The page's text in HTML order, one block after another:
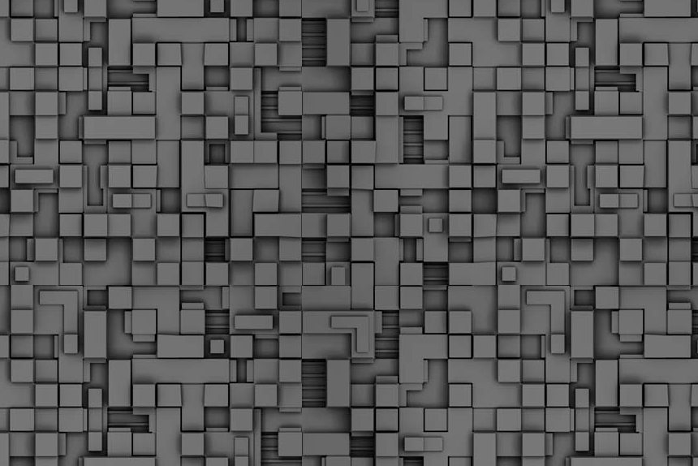
FEB
18
ΣτΕ: Οριστική απόρριψη της επαναφοράς του 13ου
και 14ου μισθού για τους δημοσίους υπαλλήλους
Με την απόφαση αυτή, το ΣτΕ απορρίπτει οριστικά τις
αξιώσεις των δημοσίων υπαλλήλων για επαναφορά των
δώρων, επικυρώνοντας την τρέχουσα κατάσταση παρά τις
αντιδράσεις της ΑΔΕΔΥ
Το ΣτΕ απέρριψε οριστικά την προσφυγή της ΑΔΕΔΥ και ενός
εκπαιδευτικού για την επαναφορά των δώρων Χριστουγέννων,
Πάσχα και θερινής άδειας (13ος και 14ος μισθός) στους
εργαζόμενους του δημόσιου τομέα, κλείνοντας μια μακρά
διαμάχη δεκαετιών που αφορούσε τις μνημονιακές περικοπές.
Γνωστοποίηση έκδοσης οριστικών αποτελεσμάτων –
Παροχή οδηγιών.
► Δείτε/κατεβάστε την πολυαναμενόμενη εγκύκλιο του Υπ.
FEB
1
Με διαρροή 2 μέρες πριν την στάση εργασίας
ενημερώνει το ΣτΕ για την απόρριψη της επαναφοράς